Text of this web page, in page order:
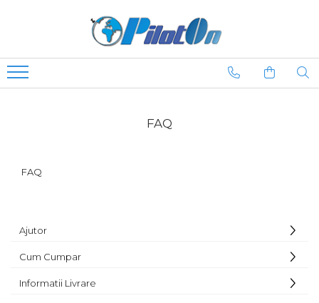
FAQ
FAQ
Ajutor
Cum Cumpar
Informatii Livrare